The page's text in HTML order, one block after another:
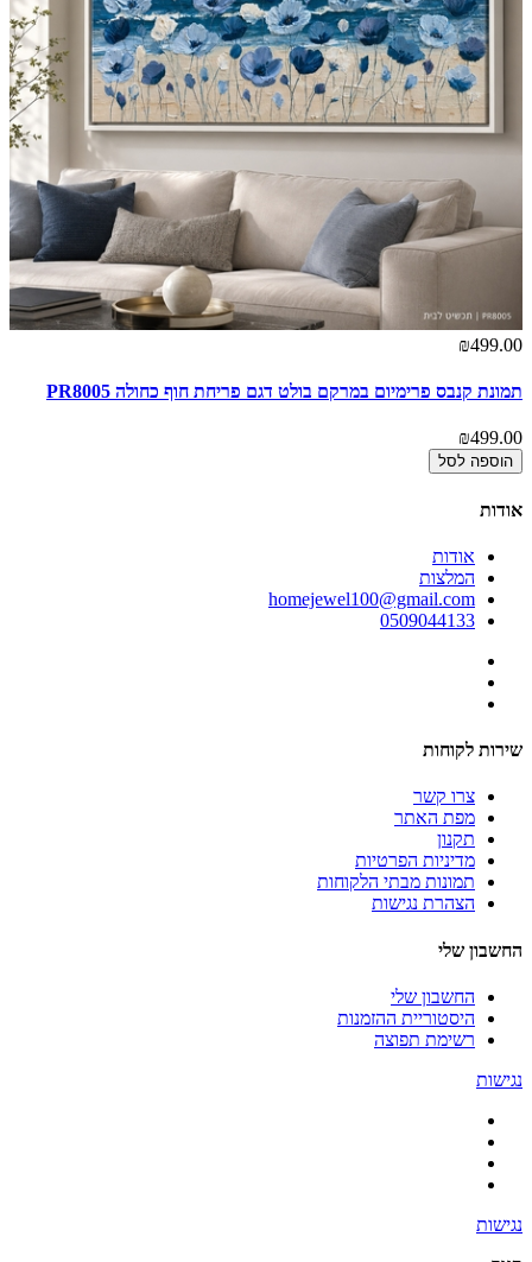
₪499.00
תמונת קנבס פרימיום במרקם בולט דגם פריחת חוף כחולה PR8005
₪499.00
הוספה לסל
אודות
אודות
המלצות
homejewel100@gmail.com
0509044133
שירות לקוחות
צרו קשר
מפת האתר
תקנון
מדיניות הפרטיות
תמונות מבתי הלקוחות
הצהרת נגישות
החשבון שלי
החשבון שלי
היסטוריית ההזמנות
רשימת תפוצה
נגישות
נגישות